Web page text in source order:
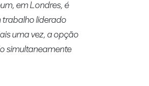
em Londres, é
trabalho liderado
uma vez, a opção
simultaneamente